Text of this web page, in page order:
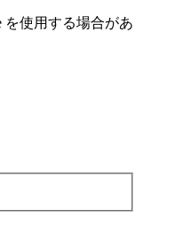
使⽤する場合があ